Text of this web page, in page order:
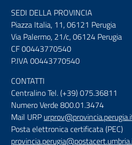
SEDI DELLA PROVINCIA
Piazza Italia, 11, 06121 Perugia
Via Palermo, 21/c, 06124 Perugia
CF 00443770540
P.IVA 00443770540
CONTATTI
Centralino Tel. (+39) 075.36811
Numero Verde 800.01.3474
Mail URP
Posta elettronica certificata (PEC)